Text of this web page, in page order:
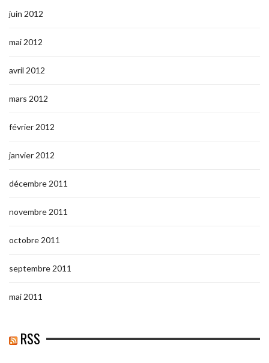
juin 2012
mai 2012
avril 2012
mars 2012
février 2012
janvier 2012
décembre 2011
novembre 2011
octobre 2011
septembre 2011
mai 2011
RSS